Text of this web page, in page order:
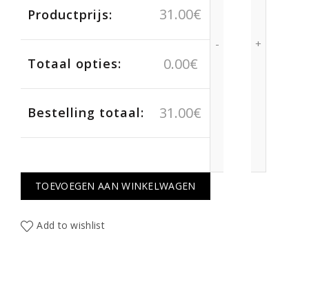
Productprijs: 31.00€
Totaal opties: 0.00€
Bestelling totaal: 31.00€
TOEVOEGEN AAN WINKELWAGEN
Add to wishlist